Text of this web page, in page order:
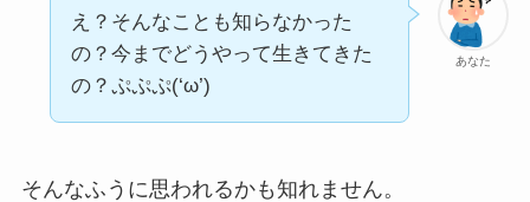
あなた
え？そんなことも知らなかった
の？今までどうやって生きてきた
の？ぷぷぷ(‘ω’)
そんなふうに思われるかも知れません。